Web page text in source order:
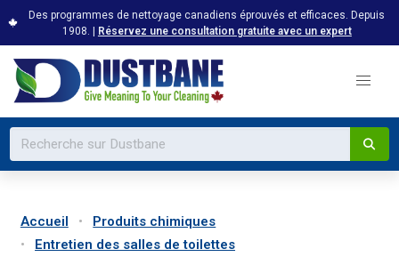
Des programmes de nettoyage canadiens éprouvés et efficaces. Depuis
1908. | Réservez une consultation gratuite avec un expert
Accueil
Produits chimiques
Entretien des salles de toilettes